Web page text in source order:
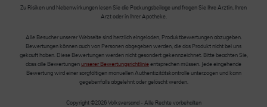
Zu Risiken und Nebenwirkungen lesen Sie die Packungsbeilage und fragen Sie Ihre Ärztin, Ihren
Arzt oder in Ihrer Apotheke.
Alle Besucher unserer Webseite sind herzlich eingeladen, Produktbewertungen abzugeben.
Bewertungen können auch von Personen abgegeben werden, die das Produkt nicht bei uns
gekauft haben. Diese Bewertungen werden nicht gesondert gekennzeichnet. Bitte beachten Sie,
dass alle Bewertungen unserer Bewertungsrichtlinie entsprechen müssen. Jede eingehende
Bewertung wird einer sorgfältigen manuellen Authentizitätskontrolle unterzogen und kann
gegebenfalls abgelehnt oder gelöscht werden.
Copyright ©2026 Volksversand - Alle Rechte vorbehalten